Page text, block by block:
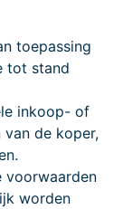
toepassing
tot stand
inkoop- of
van de koper,
voorwaarden
worden